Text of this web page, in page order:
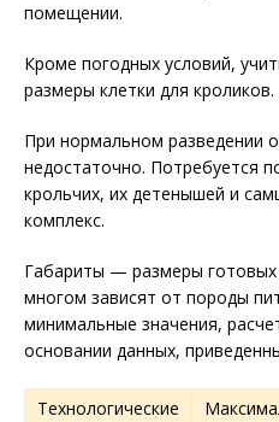
помещении.
Кроме погодных условий,
размеры клетки для кроликов.
При нормальном разведении
недостаточно. Потребуется
крольчих, их детенышей и
комплекс.
Габариты — размеры готовых
многом зависят от породы
минимальные значения,
основании данных,
Технологические